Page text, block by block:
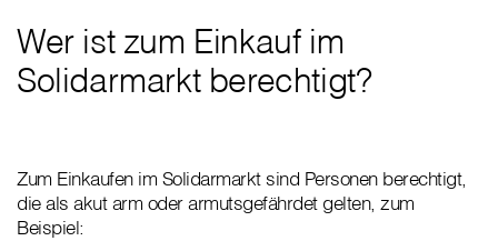
Wer ist zum Einkauf im
Solidarmarkt berechtigt?
Zum Einkaufen im Solidarmarkt sind Personen berechtigt,
die als akut arm oder armutsgefährdet gelten, zum
Beispiel: